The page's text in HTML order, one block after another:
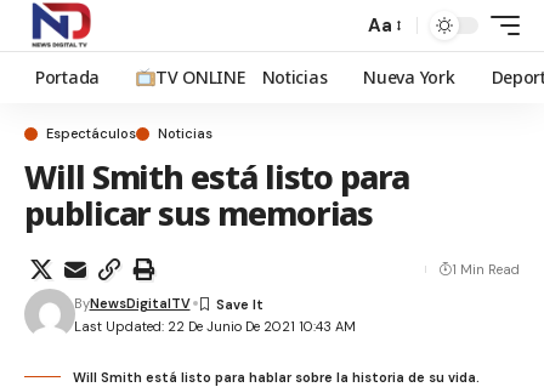
Aa
Portada TV ONLINE Noticias Nueva York
Espectáculos Noticias
Will Smith está listo para
publicar sus memorias
Last Updated: 22 De Junio De 2021 10:43 AM
ByNewsDigitalTV
1 Min Read
Will Smith está listo para hablar sobre la historia de su vida.